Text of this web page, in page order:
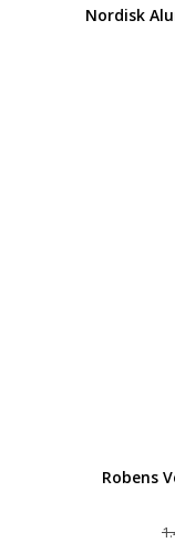
Nordisk
Robens